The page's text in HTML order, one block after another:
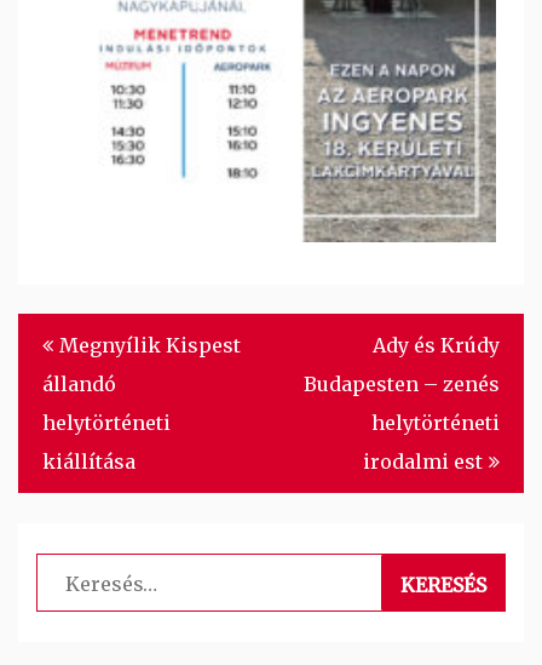
Bejegyzés
navigáció
Megnyílik Kispest
állandó
helytörténeti
kiállítása
Ady és Krúdy
Budapesten – zenés
helytörténeti
irodalmi est
Keresés: